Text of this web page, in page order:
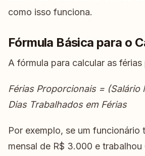
como isso funciona.
Fórmula Básica para o
A fórmula para calcular as
Férias Proporcionais = (Salário
Dias Trabalhados em Férias
Por exemplo, se um funcionário
mensal de R$ 3.000 e trabalhou